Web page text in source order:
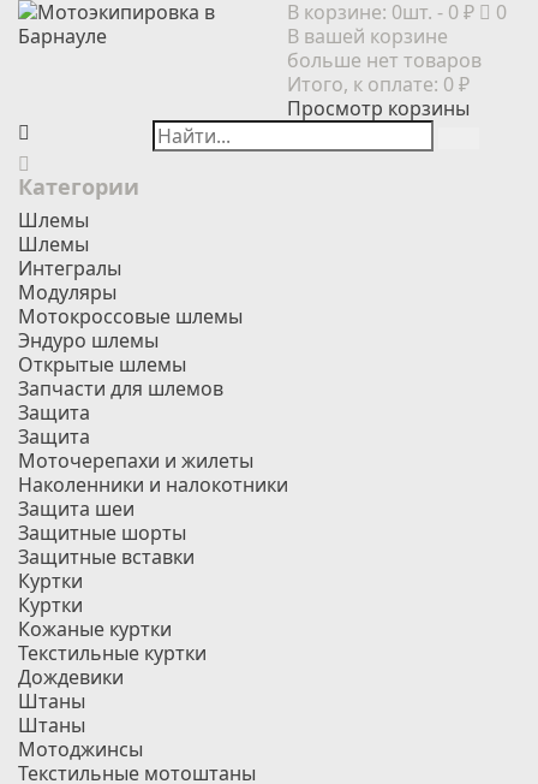
В корзине: 0шт. - 0 ₽
0
В вашей корзине
больше нет товаров
Итого, к оплате: 0 ₽
Просмотр корзины
Категории
Шлемы
Шлемы
Интегралы
Модуляры
Мотокроссовые шлемы
Эндуро шлемы
Открытые шлемы
Запчасти для шлемов
Защита
Защита
Моточерепахи и жилеты
Наколенники и налокотники
Защита шеи
Защитные шорты
Защитные вставки
Куртки
Куртки
Кожаные куртки
Текстильные куртки
Дождевики
Штаны
Штаны
Мотоджинсы
Текстильные мотоштаны